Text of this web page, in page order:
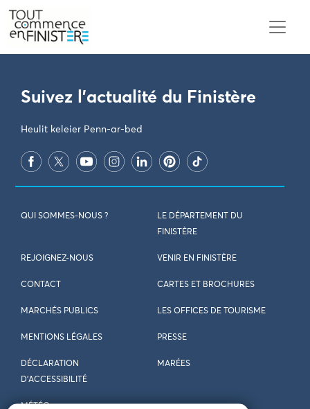
PARAMÈTRES DES COOKIES
Suivez l'actualité du Finistère
Heulit keleier Penn-ar-bed
QUI SOMMES-NOUS ?
LE DÉPARTEMENT DU
FINISTÈRE
REJOIGNEZ-NOUS VENIR EN FINISTÈRE
CONTACT CARTES ET BROCHURES
MARCHÉS PUBLICS LES OFFICES DE TOURISME
MENTIONS LÉGALES PRESSE
DÉCLARATION
D’ACCESSIBILITÉ
MARÉES
MÉTÉO